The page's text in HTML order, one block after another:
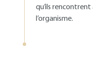
qu’ils
l’organisme.